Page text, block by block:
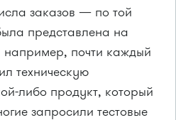
заказов — по той
представлена на
например, почти каждый
техническую
либо продукт, который
запросили тестовые